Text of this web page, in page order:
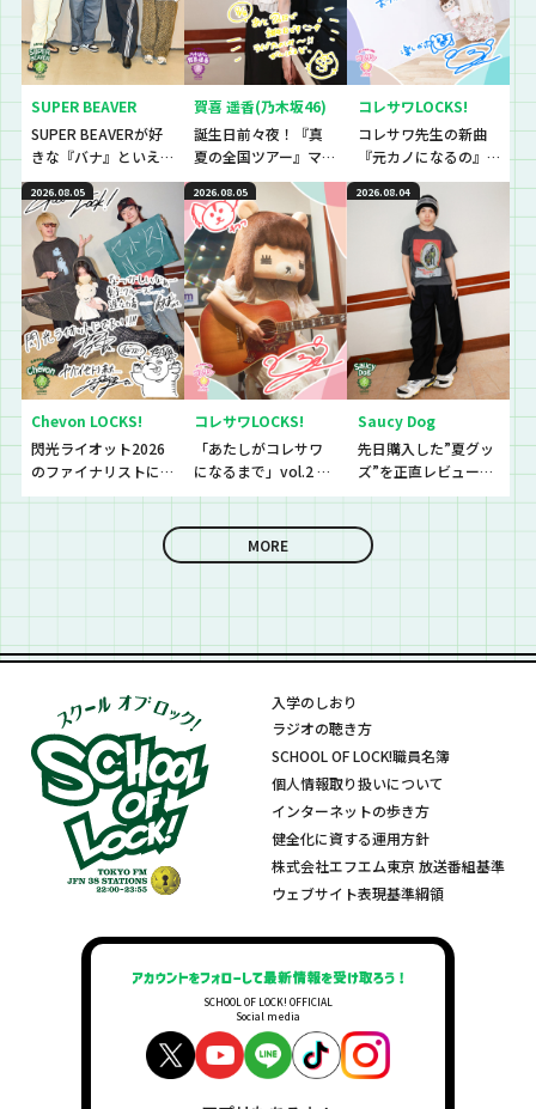
SUPER BEAVER
SUPER BEAVERが好
きな『バナ』といえ
ば〜？『恋バナ』だ
ぁぁぁ！！！今回は
生徒と、恋バナ逆
電！！！！
賀喜 遥香(乃木坂46)
誕生日前々夜！『真
夏の全国ツアー』マ
ストアイテムと
は！？
コレサワLOCKS!
コレサワ先生の新曲
『元カノになるの』
初解禁！！！！！
2026.08.05
Chevon LOCKS!
閃光ライオット2026
のファイナリストに
思わず「なんであん
2026.08.05
コレサワLOCKS!
「あたしがコレサワ
になるまで」vol.2 開
催！！
2026.08.04
Saucy Dog
先日購入した”夏グッ
ズ”を正直レビューし
ていきました！
MORE
入学のしおり
ラジオの聴き方
SCHOOL OF LOCK!職員名簿
個人情報取り扱いについて
インターネットの歩き方
健全化に資する運用方針
株式会社エフエム東京 放送番組基準
ウェブサイト表現基準綱領
SCHOOL OF LOCK! OFFICIAL
Social media